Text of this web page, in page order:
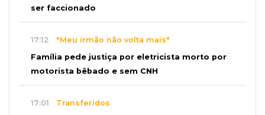
ser faccionado
17:12 "Meu irmão não volta mais"
Família pede justiça por eletricista morto por
motorista bêbado e sem CNH
17:01 Transferidos